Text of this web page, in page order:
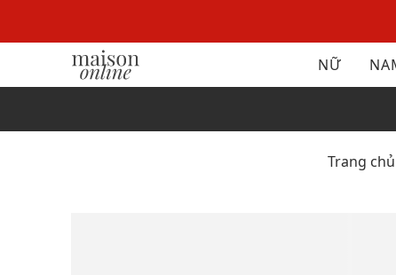
NỮ
Trang chủ